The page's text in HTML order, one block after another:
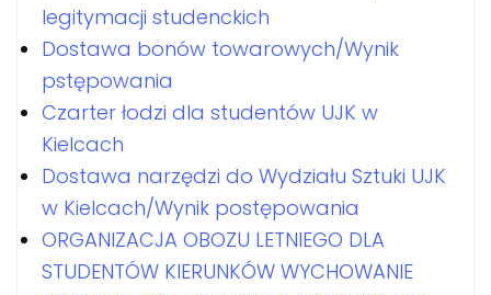
legitymacji studenckich
Dostawa bonów towarowych/Wynik
pstępowania
Czarter łodzi dla studentów UJK w
Kielcach
Dostawa narzędzi do Wydziału Sztuki UJK
w Kielcach/Wynik postępowania
ORGANIZACJA OBOZU LETNIEGO DLA
STUDENTÓW KIERUNKÓW WYCHOWANIE